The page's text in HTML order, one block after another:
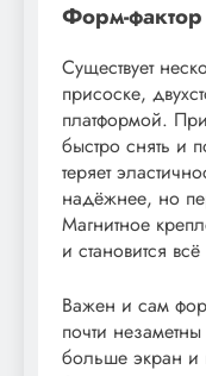
Форм-
Существует
присоске,
платформой.
быстро снять и
теряет
надёжнее, но
Магнитное
и становится
Важен и сам
почти
больше экран и